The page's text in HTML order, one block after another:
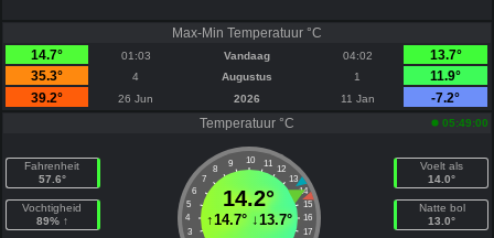
Max-Min Temperatuur °C
14.7°
01:03 Vandaag 04:02
13.7°
35.3°
4 Augustus 1
11.9°
39.2°
26 Jun 2026 11 Jan
-7.2°
Temperatuur °C
05:49:00
Fahrenheit
57.6°
Vochtigheid
89% ↑
10
9 11
8
12
7
13
6
14
5
15
4
16
3
17
14.2°
↑14.7°↓13.7°
Voelt als
14.0°
Natte bol
13.0°